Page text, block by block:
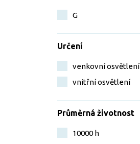
G
Určení
venkovní osvětlení
vnitřní osvětlení
Průměrná životnost
10000 h